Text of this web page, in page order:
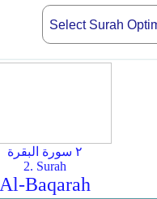
٢ سورة البقرة
2. Surah
Al-Baqarah